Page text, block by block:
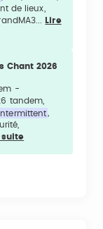
de lieux,
Lire
Chant 2026
-
tandem,
suite